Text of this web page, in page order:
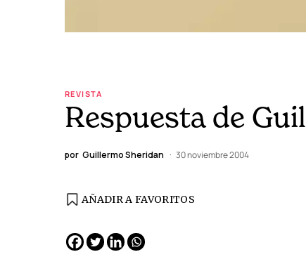
REVISTA
Respuesta de
por Guillermo Sheridan 30 noviembre 2004
AÑADIR A FAVORITOS